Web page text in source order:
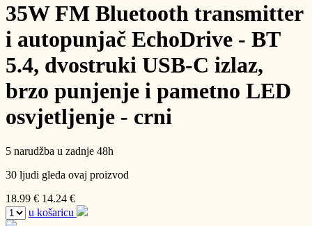
35W FM Bluetooth transmitter
i autopunjač EchoDrive - BT
5.4, dvostruki USB-C izlaz,
brzo punjenje i pametno LED
osvjetljenje - crni
5 narudžba u zadnje 48h
30 ljudi gleda ovaj proizvod
18.99 € 14.24 €
u košaricu